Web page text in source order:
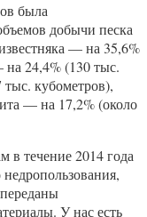
была
добычи песка
— на 35,6%
24,4% (130 тыс.
кубометров),
— на 17,2% (около
в течение 2014 года
У нас есть